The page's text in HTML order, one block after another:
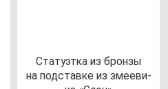
Ста­ту­эт­ка из брон­зы
на под­став­ке из зме­еви­